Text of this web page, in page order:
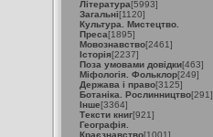
Література[5993]
Загальні[1120]
Культура. Мистецтво.
Преса[1895]
Мовознавство[2461]
Історія[2237]
Поза умовами довідки[463]
Міфологія. Фольклор[249]
Держава і право[3125]
Ботаніка. Рослинництво[291]
Інше[3364]
Тексти книг[921]
Географія.
Краєзнавство[1001]